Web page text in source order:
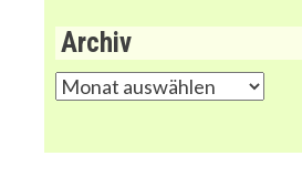
Archiv
Archiv